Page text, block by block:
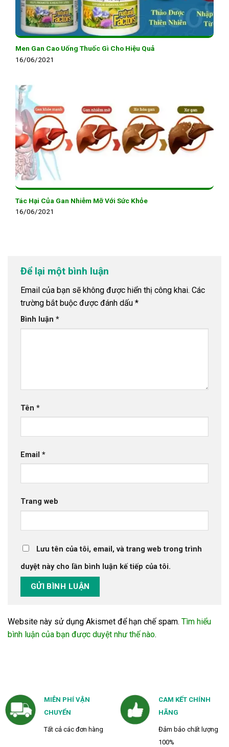
Men Gan Cao Uống Thuốc Gì Cho Hiệu Quả
16/06/2021
Tác Hại Của Gan Nhiễm Mỡ Với Sức Khỏe
16/06/2021
Để lại một bình luận
Email của bạn sẽ không được hiển thị công khai. Các
trường bắt buộc được đánh dấu *
Bình luận *
Tên *
Email *
Trang web
Lưu tên của tôi, email, và trang web trong trình
duyệt này cho lần bình luận kế tiếp của tôi.
Website này sử dụng Akismet để hạn chế spam. Tìm hiểu
bình luận của bạn được duyệt như thế nào.
MIỄN PHÍ VẬN
CHUYỂN
Tất cả các đơn hàng
CAM KẾT CHÍNH
HÃNG
Đảm bảo chất lượng
100%